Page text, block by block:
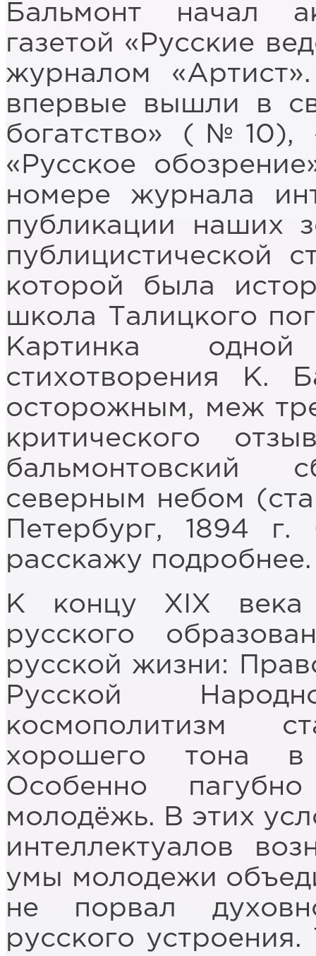
Бальмонт начал
газетой «Русские
журналом
впервые вышли в
богатство» (№10),
«Русское
номере журнала
публикации наших
публицистической
которой была
школа Талицкого
Картинка
стихотворения К.
осторожным, меж
критического
бальмонтовский
северным небом
Петербург, 1894
расскажу подробнее.
К концу XIX века
русского
русской жизни:
Русской
космополитизм
хорошего тона в
Особенно
молодёжь. В этих
интеллектуалов
умы молодежи
не порвал
русского